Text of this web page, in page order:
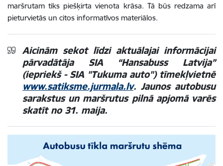
maršrutam tiks piešķirta vienota krāsa. Tā būs redzama arī
pieturvietās un citos informatīvos materiālos.
Aicinām sekot līdzi aktuālajai informācijai
pārvadātāja SIA “Hansabuss Latvija”
(iepriekš - SIA "Tukuma auto") tīmekļvietnē
www.satiksme.jurmala.lv. Jaunos autobusu
sarakstus un maršrutus pilnā apjomā varēs
skatīt no 31. maija.